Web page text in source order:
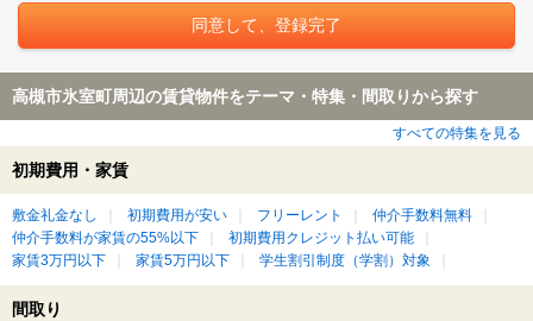
高槻市氷室町周辺の賃貸物件をテーマ・特集・間取りから探す
すべての特集を見る
初期費用・家賃
敷金礼金なし 初期費用が安い フリーレント
仲介手数料無料
仲介手数料が家賃の55%以下
初期費用クレジット払い可能
家賃3万円以下
家賃5万円以下 学生割引制度（学割）対象
間取り